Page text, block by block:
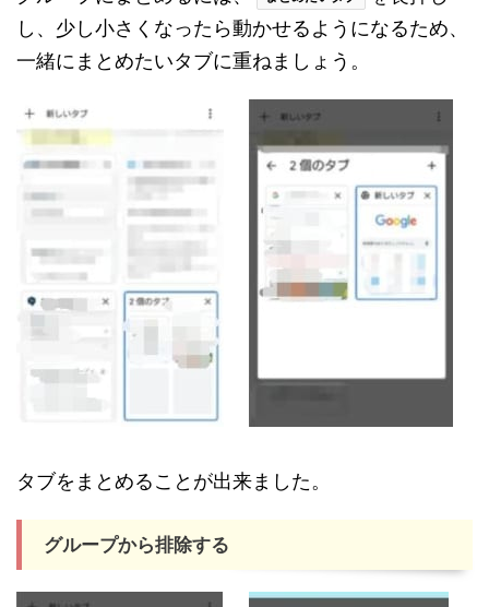
し、少し小さくなったら動かせるようになるため、
一緒にまとめたいタブに重ねましょう。
タブをまとめることが出来ました。
グループから排除する